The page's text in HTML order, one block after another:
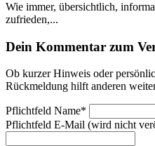
Wie immer, übersichtlich,
zufrieden,...
Dein Kommentar zum
Ob kurzer Hinweis oder
Rückmeldung hilft anderen
Pflichtfeld Name*
Pflichtfeld E-Mail (wird nicht